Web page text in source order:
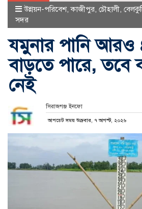
উন্নয়ন-পরিবেশ,কাজীপুর, চৌহালী,
সদর
যমুনার পানি আরও
বাড়তে পারে, তবে
নেই
সিরাজগঞ্জ ইনফো
আপডেট সময় শুক্রবার, ৭ আগস্ট, ২০২৬